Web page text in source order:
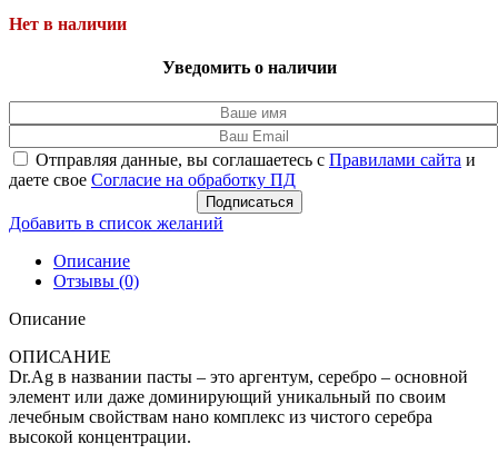
Нет в наличии
Уведомить о наличии
Отправляя данные, вы соглашаетесь с Правилами сайта и
даете свое Согласие на обработку ПД
Подписаться
Добавить в список желаний
Описание
Отзывы (0)
Описание
ОПИСАНИЕ
Dr.Ag в названии пасты – это аргентум, серебро – основной
элемент или даже доминирующий уникальный по своим
лечебным свойствам нано комплекс из чистого серебра
высокой концентрации.